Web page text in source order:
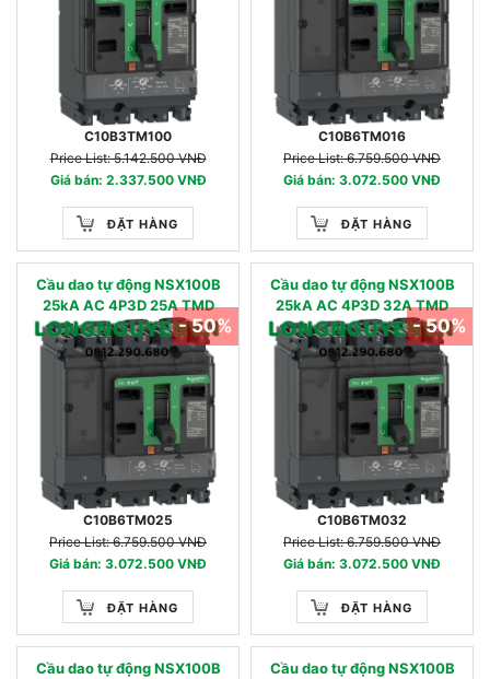
C10B3TM100
Price List: 5.142.500 VNĐ
Giá bán: 2.337.500 VNĐ
ĐẶT HÀNG
C10B6TM016
Price List: 6.759.500 VNĐ
Giá bán: 3.072.500 VNĐ
ĐẶT HÀNG
Cầu dao tự động NSX100B
25kA AC 4P3D 25A TMD
C10B6TM025
Price List: 6.759.500 VNĐ
Giá bán: 3.072.500 VNĐ
ĐẶT HÀNG
- 50%
Cầu dao tự động NSX100B
25kA AC 4P3D 32A TMD
C10B6TM032
Price List: 6.759.500 VNĐ
Giá bán: 3.072.500 VNĐ
ĐẶT HÀNG
- 50%
Cầu dao tự động NSX100B
Cầu dao tự động NSX100B